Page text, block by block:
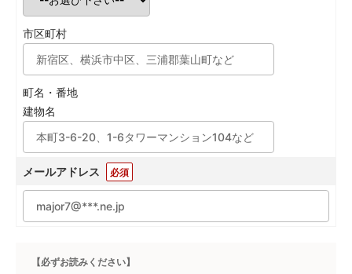
市区町村
町名・番地
建物名
メールアドレス 必須
【必ずお読みください】